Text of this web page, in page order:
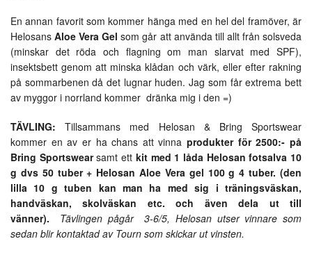
En annan favorit som kommer hänga med en hel del framöver, är
HelosansAloe Vera Gel som går att använda till allt från solsveda
(minskar det röda och flagning om man slarvat med SPF),
insektsbett genom att minska klådan och värk, eller efter rakning
på sommarbenen då det lugnar huden. Jag som får extrema bett
av myggor i norrland kommer dränka mig i den =)
TÄVLING: Tillsammans med Helosan & Bring Sportswear
kommer en av er ha chans att vinnaprodukter för 2500:- på
Bring Sportswearsamt ett kit med 1 låda Helosan fotsalva 10
g dvs 50 tuber + Helosan Aloe Vera gel 100 g 4 tuber. (den
lilla 10 g tuben kan man ha med sig i träningsväskan,
handväskan, skolväskan etc. och även dela ut till
vänner).
Tävlingen pågår 3-6/5, Helosan utser vinnare som
sedan blir kontaktad av Tourn som skickar ut vinsten.